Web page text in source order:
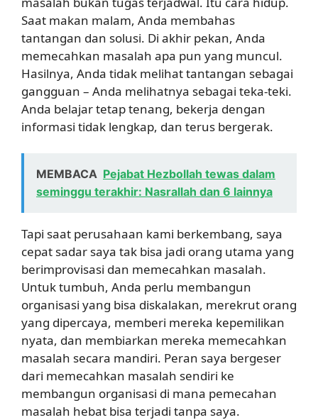
Saat makan malam, Anda membahas
tantangan dan solusi. Di akhir pekan, Anda
memecahkan masalah apa pun yang muncul.
Hasilnya, Anda tidak melihat tantangan sebagai
gangguan – Anda melihatnya sebagai teka-teki.
Anda belajar tetap tenang, bekerja dengan
informasi tidak lengkap, dan terus bergerak.
MEMBACA Pejabat Hezbollah tewas dalam
seminggu terakhir: Nasrallah dan 6 lainnya
Tapi saat perusahaan kami berkembang, saya
cepat sadar saya tak bisa jadi orang utama yang
berimprovisasi dan memecahkan masalah.
Untuk tumbuh, Anda perlu membangun
organisasi yang bisa diskalakan, merekrut orang
yang dipercaya, memberi mereka kepemilikan
nyata, dan membiarkan mereka memecahkan
masalah secara mandiri. Peran saya bergeser
dari memecahkan masalah sendiri ke
membangun organisasi di mana pemecahan
masalah hebat bisa terjadi tanpa saya.